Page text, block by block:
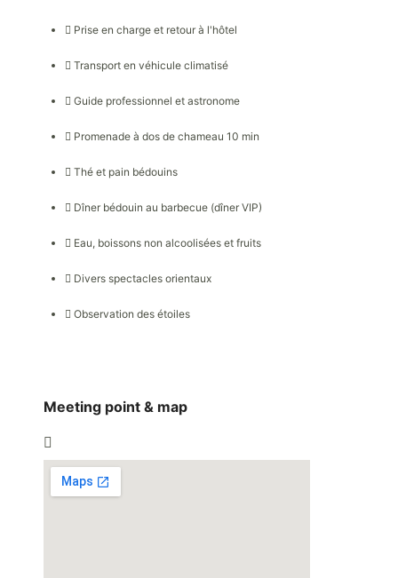
Prise en charge et retour à l'hôtel
Transport en véhicule climatisé
Guide professionnel et astronome
Promenade à dos de chameau 10 min
Thé et pain bédouins
Dîner bédouin au barbecue (dîner VIP)
Eau, boissons non alcoolisées et fruits
Divers spectacles orientaux
Observation des étoiles
Meeting point & map